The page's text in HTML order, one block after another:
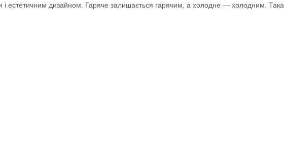
і естетичним дизайном. Гаряче залишається гарячим, а холодне — холодним. Така